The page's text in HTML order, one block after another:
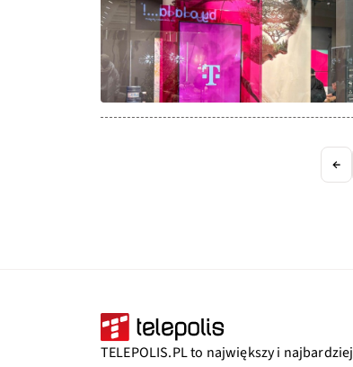
←
TELEPOLIS.PL to największy i najbardziej